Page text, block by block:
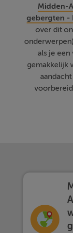
Midden-
gebergten -
over dit
als je
gemakkelijk